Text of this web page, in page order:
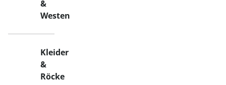
&
Westen
Kleider
&
Röcke